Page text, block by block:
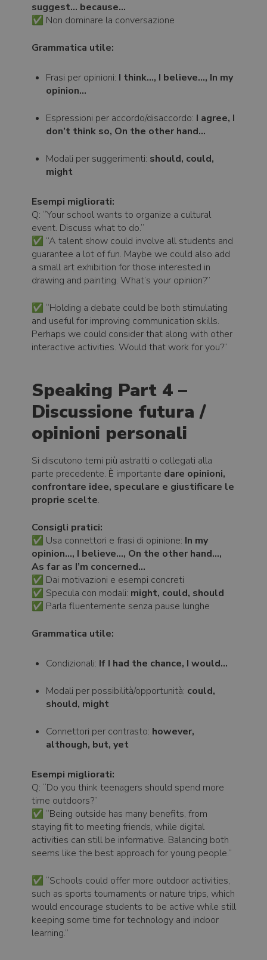
suggest… because…
✅ Non dominare la conversazione
Grammatica utile:
Frasi per opinioni: I think…, I believe…, In my
opinion…
Espressioni per accordo/disaccordo: I agree, I
don’t think so, On the other hand…
Modali per suggerimenti: should, could,
might
Esempi migliorati:
Q: “Your school wants to organize a cultural
event. Discuss what to do.”
✅ “A talent show could involve all students and
guarantee a lot of fun. Maybe we could also add
a small art exhibition for those interested in
drawing and painting. What’s your opinion?”
✅ “Holding a debate could be both stimulating
and useful for improving communication skills.
Perhaps we could consider that along with other
interactive activities. Would that work for you?”
Speaking Part 4 –
Discussione futura /
opinioni personali
Si discutono temi più astratti o collegati alla
parte precedente. È importante dare opinioni,
confrontare idee, speculare e giustificare le
proprie scelte.
Consigli pratici:
✅ Usa connettori e frasi di opinione: In my
opinion…, I believe…, On the other hand…,
As far as I’m concerned…
✅ Dai motivazioni e esempi concreti
✅ Specula con modali: might, could, should
✅ Parla fluentemente senza pause lunghe
Grammatica utile:
Condizionali: If I had the chance, I would…
Modali per possibilità/opportunità: could,
should, might
Connettori per contrasto: however,
although, but, yet
Esempi migliorati:
Q: “Do you think teenagers should spend more
time outdoors?”
✅ “Being outside has many benefits, from
staying fit to meeting friends, while digital
activities can still be informative. Balancing both
seems like the best approach for young people.”
✅ “Schools could offer more outdoor activities,
such as sports tournaments or nature trips, which
would encourage students to be active while still
keeping some time for technology and indoor
learning.”